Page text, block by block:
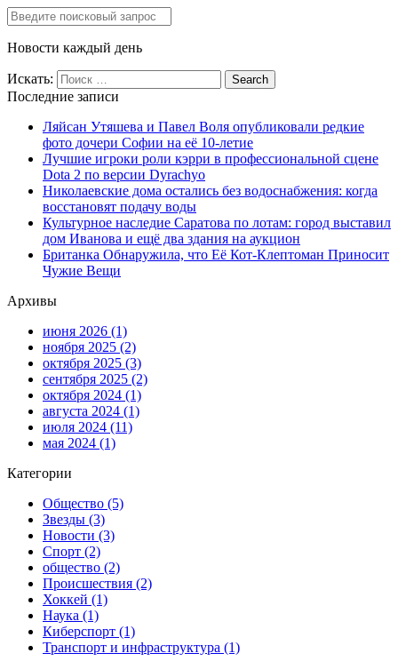
Новости каждый день
Искать:
Последние записи
Ляйсан Утяшева и Павел Воля опубликовали редкие
фото дочери Софии на её 10-летие
Лучшие игроки роли кэрри в профессиональной сцене
Dota 2 по версии Dyrachyo
Николаевские дома остались без водоснабжения: когда
восстановят подачу воды
Культурное наследие Саратова по лотам: город выставил
дом Иванова и ещё два здания на аукцион
Британка Обнаружила, что Её Кот-Клептоман Приносит
Чужие Вещи
Архивы
июня 2026 (1)
ноября 2025 (2)
октября 2025 (3)
сентября 2025 (2)
октября 2024 (1)
августа 2024 (1)
июля 2024 (11)
мая 2024 (1)
Категории
Общество (5)
Звезды (3)
Новости (3)
Спорт (2)
общество (2)
Происшествия (2)
Хоккей (1)
Наука (1)
Киберспорт (1)
Транспорт и инфраструктура (1)